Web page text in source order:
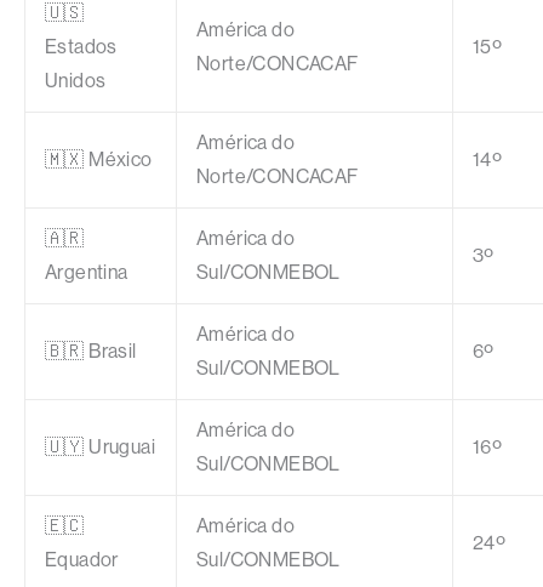
🇺🇸
Estados
Unidos
América do
Norte/CONCACAF
15º
🇲🇽 México
América do
Norte/CONCACAF
14º
🇦🇷
Argentina
América do
Sul/CONMEBOL
3º
🇧🇷 Brasil
América do
Sul/CONMEBOL
6º
🇺🇾 Uruguai
América do
Sul/CONMEBOL
16º
🇪🇨
Equador
América do
Sul/CONMEBOL
24º